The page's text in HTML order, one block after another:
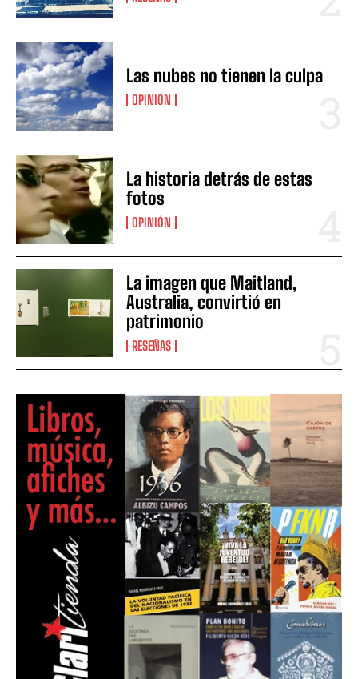
Las nubes no tienen la culpa
OPINIÓN
La historia detrás de estas
fotos
OPINIÓN
La imagen que Maitland,
Australia, convirtió en
patrimonio
RESEÑAS